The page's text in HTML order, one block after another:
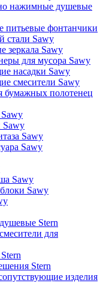
нажимные душевые
питьевые фонтанчики
стали Sawy
зеркала Sawy
для мусора Sawy
насадки Sawy
смесители Sawy
бумажных полотенец
Sawy
Sawy
Sawy
Sawy
Sawy
Stern
для
Stern
изделия